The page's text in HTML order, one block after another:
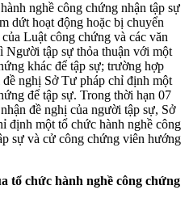
nghề công chứng nhận tập sự
dứt hoạt động hoặc bị chuyển
Luật công chứng và các văn
Người tập sự thỏa thuận với một
khác để tập sự; trường hợp
nghị Sở Tư pháp chỉ định một
để tập sự. Trong thời hạn 07
đề nghị của người tập sự, Sở
định một tổ chức hành nghề công
sự và cử công chứng viên hướng
tổ chức hành nghề công chứng